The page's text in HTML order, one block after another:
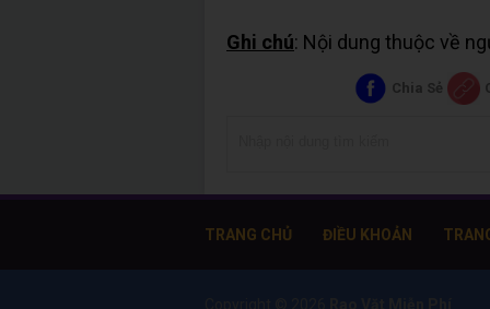
Ghi chú: Nội dung thuộc về
Chia Sẻ
TRANG CHỦ ĐIỀU KHOẢN